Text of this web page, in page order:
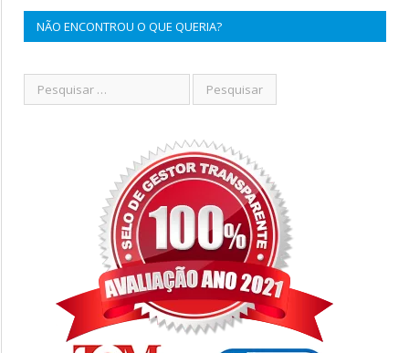
NÃO ENCONTROU O QUE QUERIA?